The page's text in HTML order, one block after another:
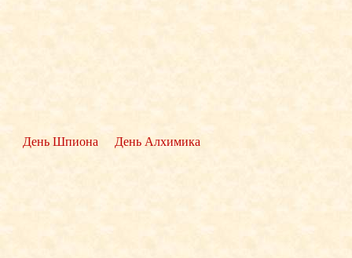
День Шпиона День Алхимика